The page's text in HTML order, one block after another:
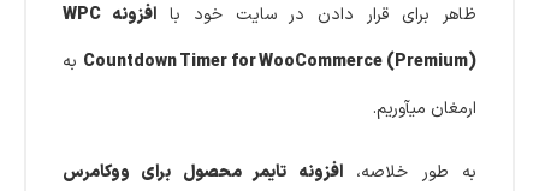
ظاهر برای قرار دادن در سایت خود با
افزونه WPC
Countdown Timer for WooCommerce (Premium) به
ارمغان میآوریم.
به طور خلاصه،افزونه تایمر محصول برای ووکامرس